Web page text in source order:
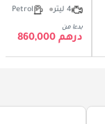
4 ليتر Petrol
بدءا من
درهم 860,000